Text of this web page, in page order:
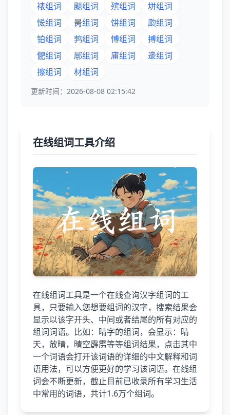
裱组词
颷组词 殡组词
垪组词
恡组词
昺组词 饼组词
瓝组词
铂组词
鹁组词 愽组词
搏组词
俷组词
鄏组词 庯组词
遪组词
擦组词
材组词
更新时间：2026-08-08 02:15:42
在线组词工具介绍
在线组词工具是一个在线查询汉字组词的工
具，只要输入您想要组词的汉字，搜索结果会
显示以该字开头、中间或者结尾的所有对应的
组词词语。比如：晴字的组词，会显示：晴
天，放晴，晴空霹雳等等组词结果，点击其中
一个词语会打开该词语的详细的中文解释和词
语用法，可以方便更好的学习该词语。在线组
词会不断更新，截止目前已收录所有学习生活
中常用的词语，共计1.6万个组词。